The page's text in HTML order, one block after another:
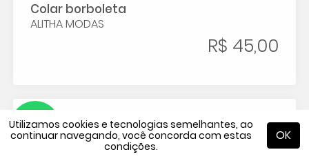
Utilizamos cookies e tecnologias semelhantes, ao
continuar navegando, você concorda com estas
condições.
OK
Colar borboleta
ALITHA MODAS
R$ 45,00